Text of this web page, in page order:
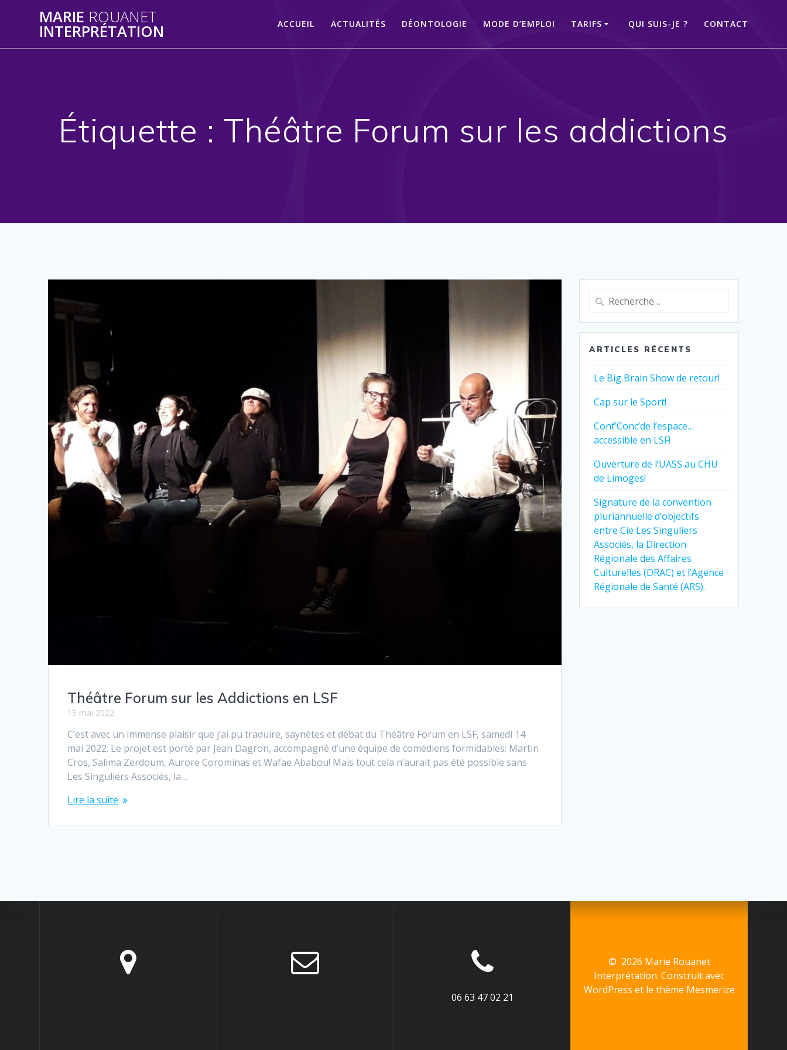
MARIE ROUANET
INTERPRÉTATION ACCUEIL ACTUALITÉS DÉONTOLOGIE MODE D’EMPLOI TARIFS QUI SUIS-JE ? CONTACT
Étiquette : Théâtre Forum sur les addictions
Théâtre Forum sur les Addictions en LSF
15 mai 2022
C’est avec un immense plaisir que j’ai pu traduire, saynètes et débat du Théâtre Forum en LSF, samedi 14
mai 2022. Le projet est porté par Jean Dagron, accompagné d’une équipe de comédiens formidables: Martin
Cros, Salima Zerdoum, Aurore Corominas et Wafae Ababou! Mais tout cela n’aurait pas été possible sans
Les Singuliers Associés, la…
Lire la suite
Recherche
:
ARTICLES RÉCENTS
Le Big Brain Show de retour!
Cap sur le Sport!
Conf’Conc’de l’espace…
accessible en LSF!
Ouverture de l’UASS au CHU
de Limoges!
Signature de la convention
pluriannuelle d’objectifs
entre Cie Les Singuliers
Associés, la Direction
Régionale des Affaires
Culturelles (DRAC) et l’Agence
Régionale de Santé (ARS).
06 63 47 02 21
© 2026 Marie Rouanet
Interprétation. Construit avec
WordPress et le thème Mesmerize